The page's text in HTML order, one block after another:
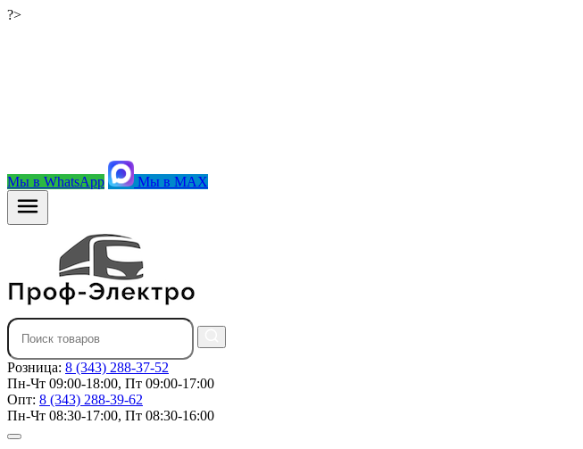
?>
Мы в WhatsApp Мы в MAX
Розница: 8 (343) 288-37-52
Пн-Чт 09:00-18:00, Пт 09:00-17:00
Опт: 8 (343) 288-39-62
Пн-Чт 08:30-17:00, Пт 08:30-16:00